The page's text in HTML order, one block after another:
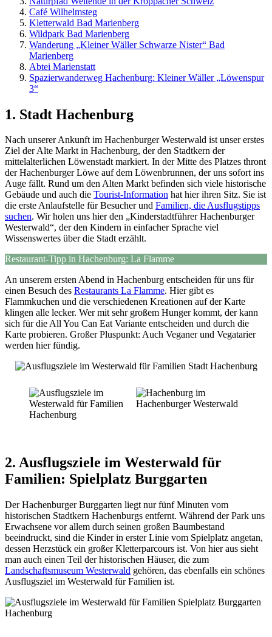
Café Wilhelmsteg
Kletterwald Bad Marienberg
Wildpark Bad Marienberg
Wanderung „Kleiner Wäller Schwarze Nister“ Bad
Marienberg
Abtei Marienstatt
Spazierwanderweg Hachenburg: Kleiner Wäller „Löwenspur
3“
1. Stadt Hachenburg
Nach unserer Ankunft im Hachenburger Westerwald ist unser erstes
Ziel der Alte Markt in Hachenburg, der den Stadtkern der
mittelalterlichen Löwenstadt markiert. In der Mitte des Platzes thront
der Hachenburger Löwe auf dem Löwenbrunnen, der uns sofort ins
Auge fällt. Rund um den Alten Markt befinden sich viele historische
Gebäude und auch die Tourist-Information hat hier ihren Sitz. Sie ist
die erste Anlaufstelle für Besucher und Familien, die Ausflugstipps
suchen. Wir holen uns hier den „Kinderstadtführer Hachenburger
Westerwald“, der den Kindern in einfacher Sprache viel
Wissenswertes über die Stadt erzählt.
Restaurant-Tipp in Hachenburg: La Flamme
An unserem ersten Abend in Hachenburg entscheiden für uns für
einen Besuch des Restaurants La Flamme. Hier gibt es
Flammkuchen und die verschiedenen Kreationen auf der Karte
klingen alle lecker. Wer mit sehr großem Hunger kommt, der kann
sich für die All You Can Eat Variante entscheiden und durch die
Karte probieren. Großer Pluspunkt: Auch Veganer und Vegatarier
werden hier fündig.
2. Ausflugsziele im Westerwald für
Familien: Spielplatz Burggarten
Der Hachenburger Burggarten liegt nur fünf Minuten vom
historischen Stadtkern Hachenburgs entfernt. Während der Park uns
Erwachsene vor allem durch seinen großen Baumbestand
beeindruckt, sind die Kinder in erster Linie vom Spielplatz angetan,
dessen Herzstück ein großer Kletterparcours ist. Von hier aus sieht
man auch einen Teil der historischen Häuser, die zum
Landschaftsmuseum Westerwald gehören, das ebenfalls ein schönes
Ausflugsziel im Westerwald für Familien ist.